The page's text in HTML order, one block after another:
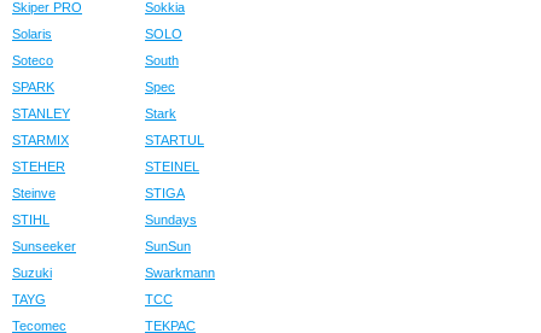
Skiper PRO
Sokkia
Solaris
SOLO
Soteco
South
SPARK
Spec
STANLEY
Stark
STARMIX
STARTUL
STEHER
STEINEL
Steinve
STIGA
STIHL
Sundays
Sunseeker
SunSun
Suzuki
Swarkmann
TAYG
TCC
Tecomec
TEKPAC